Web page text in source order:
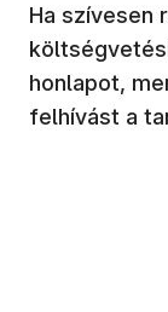
Ha szívesen
honlapot,
felhívást a